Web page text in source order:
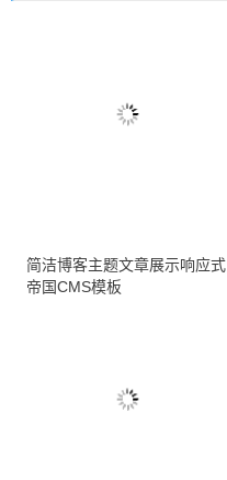
简洁博客主题文章展示响应式
帝国CMS模板